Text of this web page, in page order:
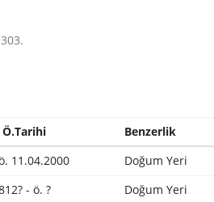
Benzerlik
11.04.2000 Doğum Yeri
- ö. ? Doğum Yeri